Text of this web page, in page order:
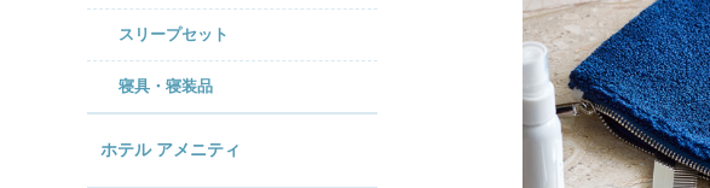
スリープセット
寝具・寝装品
ホテル アメニティ